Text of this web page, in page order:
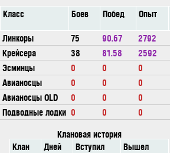
Класс Боев Побед Опыт
Линкоры
75 90.67 2792
Крейсера
38 81.58 2592
Эсминцы
0 0 0
Авианосцы
0 0 0
Авианосцы OLD
0 0 0
Подводные лодки 0 0 0
Клановая история
Клан
Дней Вступил
Вышел